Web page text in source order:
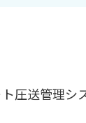
圧送管理シ